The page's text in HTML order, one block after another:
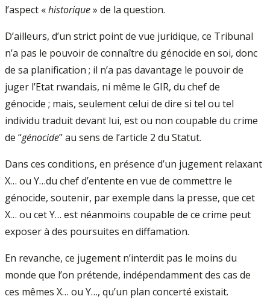
l’aspect «historique» de la question.
D’ailleurs, d’un strict point de vue juridique, ce Tribunal
n’a pas le pouvoir de connaître du génocide en soi, donc
de sa planification ; il n’a pas davantage le pouvoir de
juger l’Etat rwandais, ni même le GIR, du chef de
génocide ; mais, seulement celui de dire si tel ou tel
individu traduit devant lui, est ou non coupable du crime
de “génocide” au sens de l’article 2 du Statut.
Dans ces conditions, en présence d’un jugement relaxant
X… ou Y…du chef d’entente en vue de commettre le
génocide, soutenir, par exemple dans la presse, que cet
X… ou cet Y… est néanmoins coupable de ce crime peut
exposer à des poursuites en diffamation.
En revanche, ce jugement n’interdit pas le moins du
monde que l’on prétende, indépendamment des cas de
ces mêmes X… ou Y…, qu’un plan concerté existait.